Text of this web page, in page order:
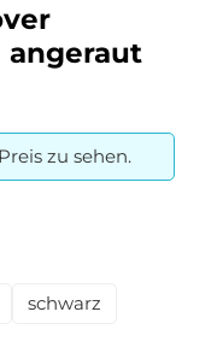
angeraut
zu sehen.
schwarz